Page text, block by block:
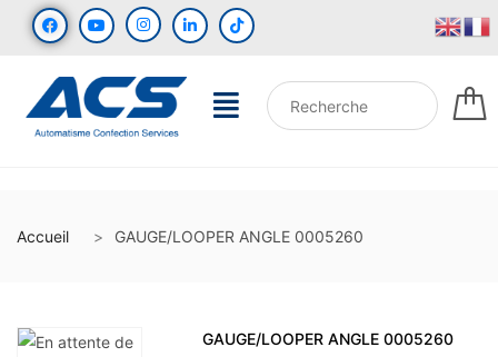
Accueil GAUGE/LOOPER ANGLE 0005260
GAUGE/LOOPER ANGLE 0005260